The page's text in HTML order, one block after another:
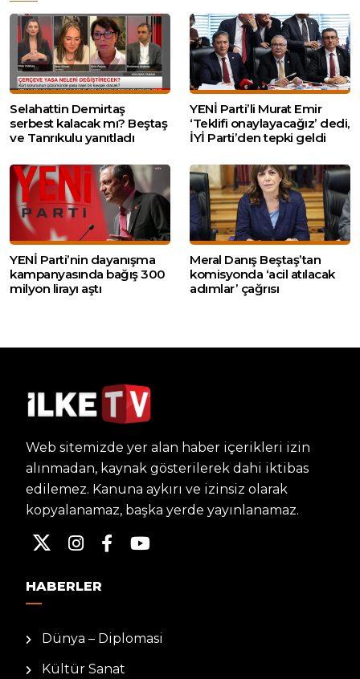
Selahattin Demirtaş
serbest kalacak mı? Beştaş
ve Tanrıkulu yanıtladı
YENİ Parti’li Murat Emir
‘Teklifi onaylayacağız’ dedi,
İYİ Parti’den tepki geldi
YENİ Parti’nin dayanışma
kampanyasında bağış 300
milyon lirayı aştı
Meral Danış Beştaş’tan
komisyonda ‘acil atılacak
adımlar’ çağrısı
Web sitemizde yer alan haber içerikleri izin
alınmadan, kaynak gösterilerek dahi iktibas
edilemez. Kanuna aykırı ve izinsiz olarak
kopyalanamaz, başka yerde yayınlanamaz.
HABERLER
Dünya – Diplomasi
Kültür Sanat